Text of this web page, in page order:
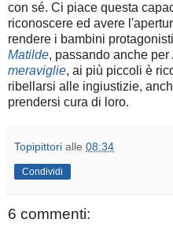
con sé. Ci piace questa
riconoscere ed avere
rendere i bambini
Matilde, passando anche per
meraviglie, ai più piccoli è
ribellarsi alle ingiustizie,
prendersi cura di loro.
Topipittori alle 08:34
Condividi
6 commenti: